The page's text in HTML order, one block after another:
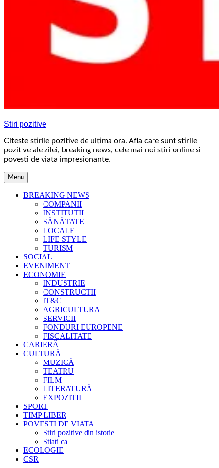
Stiri pozitive
Citeste stirile pozitive de ultima ora. Afla care sunt stirile
pozitive ale zilei, breaking news, cele mai noi stiri online si
povesti de viata impresionante.
Menu
BREAKING NEWS
COMPANII
INSTITUTII
SĂNĂTATE
LOCALE
LIFE STYLE
TURISM
SOCIAL
EVENIMENT
ECONOMIE
INDUSTRIE
CONSTRUCTII
IT&C
AGRICULTURA
SERVICII
FONDURI EUROPENE
FISCALITATE
CARIERĂ
CULTURĂ
MUZICĂ
TEATRU
FILM
LITERATURĂ
EXPOZITII
SPORT
TIMP LIBER
POVESTI DE VIATA
Stiri pozitive din istorie
Stiati ca
ECOLOGIE
CSR